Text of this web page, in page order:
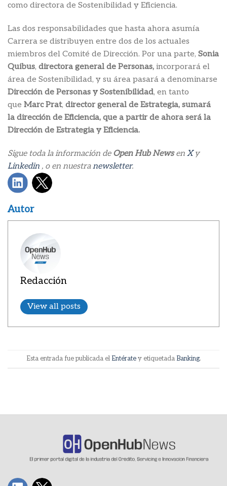
como directora de Sostenibilidad y Eficiencia.
Las dos responsabilidades que hasta ahora asumía
Carrera se distribuyen entre dos de los actuales
miembros del Comité de Dirección. Por una parte, Sonia
Quibus, directora general de Personas, incorporará el
área de Sostenibilidad, y su área pasará a denominarse
Dirección de Personas y Sostenibilidad, en tanto
que Marc Prat, director general de Estrategia, sumará
la dirección de Eficiencia, que a partir de ahora será la
Dirección de Estrategia y Eficiencia.
Sigue toda la información de Open Hub Newsen Xy
Linkedin , o en nuestranewsletter.
Autor
Redacción
View all posts
Esta entrada fue publicada el Entératey etiquetada Banking.